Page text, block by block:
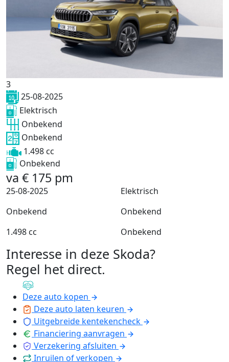
3
25-08-2025
Elektrisch
Onbekend
Onbekend
1.498 cc
Onbekend
va € 175 pm
25-08-2025
Elektrisch
Onbekend
Onbekend
1.498 cc
Onbekend
Interesse in deze Skoda?
Regel het direct.
Deze auto kopen
Deze auto laten keuren
Uitgebreide kentekencheck
Financiering aanvragen
Verzekering afsluiten
Inruilen of verkopen